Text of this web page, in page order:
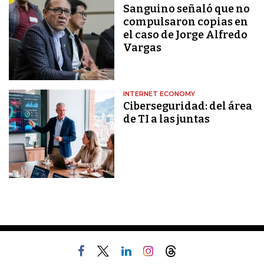
Sanguino señaló que no
compulsaron copias en
el caso de Jorge Alfredo
Vargas
INTERNET ECONOMY
Ciberseguridad: del área
de TI a las juntas